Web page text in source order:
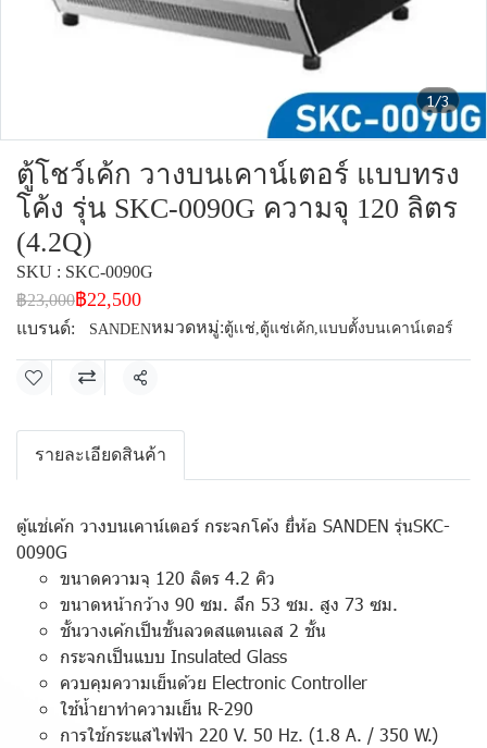
1/3
ตู้โชว์เค้ก วางบนเคาน์เตอร์ แบบทรง
โค้ง รุ่น SKC-0090G ความจุ 120 ลิตร
(4.2Q)
SKU : SKC-0090G
฿23,000฿22,500
แบรนด์: SANDENหมวดหมู่:ตู้เเช่,ตู้แช่เค้ก,แบบตั้งบนเคาน์เตอร์
แชร์
รายละเอียดสินค้า
ตู้แช่เค้ก วางบนเคาน์เตอร์ กระจกโค้ง ยี่ห้อ SANDEN รุ่นSKC-
0090G
ขนาดความจุ 120 ลิตร 4.2 คิว
ขนาดหน้ากว้าง 90 ซม. ลึก 53 ซม. สูง 73 ซม.
ชั้นวางเค้กเป็นชั้นลวดสแตนเลส 2 ชั้น
กระจกเป็นแบบ Insulated Glass
ควบคุมความเย็นด้วย Electronic Controller
ใช้น้ำยาทำความเย็น R-290
การใช้กระแสไฟฟ้า 220 V. 50 Hz. (1.8 A. / 350 W.)